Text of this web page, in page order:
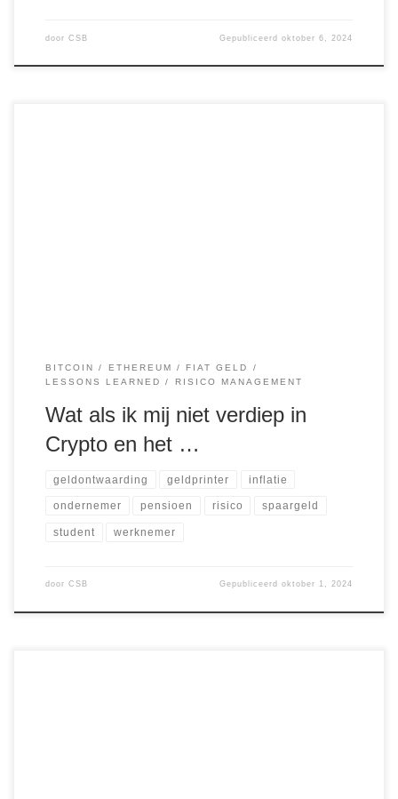
door CSB Gepubliceerdoktober 6, 2024
BITCOIN ETHEREUM
FIAT GELD
LESSONS LEARNED
RISICO MANAGEMENT
Wat als ik mij niet verdiep in
Crypto en het …
geldontwaarding geldprinter inflatie
ondernemer pensioen risico spaargeld
student werknemer
door CSB Gepubliceerdoktober 1, 2024